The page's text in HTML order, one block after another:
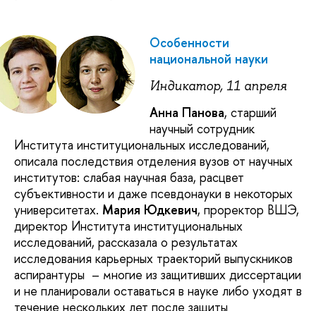
Особенности
национальной науки
Индикатор, 11 апреля
Анна Панова, старший
научный сотрудник
Института институциональных исследований,
описала последствия отделения вузов от научных
институтов: слабая научная база, расцвет
субъективности и даже псевдонауки в некоторых
университетах. Мария Юдкевич, проректор ВШЭ,
директор Института институциональных
исследований, рассказала о результатах
исследования карьерных траекторий выпускников
аспирантуры – многие из защитивших диссертации
и не планировали оставаться в науке либо уходят в
течение нескольких лет после защиты